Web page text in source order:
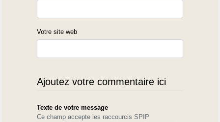
Votre site web
Ajoutez votre commentaire ici
Texte de votre message
Ce champ accepte les raccourcis SPIP